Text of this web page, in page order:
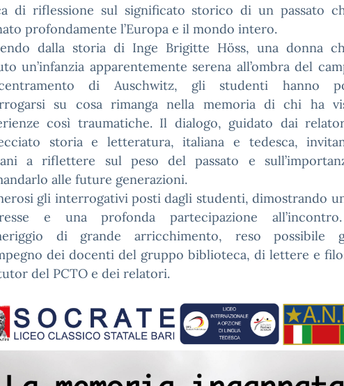
di riflessione sul significato storico di un passato
profondamente l’Europa e il mondo intero.
dalla storia di Inge Brigitte Höss, una donna
un’infanzia apparentemente serena all’ombra del
di Auschwitz, gli studenti hanno
su cosa rimanga nella memoria di chi ha
così traumatiche. Il dialogo, guidato dai
storia e letteratura, italiana e tedesca,
a riflettere sul peso del passato e
alle future generazioni.
gli interrogativi posti dagli studenti, dimostrando
e una profonda partecipazione
di grande arricchimento, reso possibile
dei docenti del gruppo biblioteca, di lettere e
del PCTO e dei relatori.